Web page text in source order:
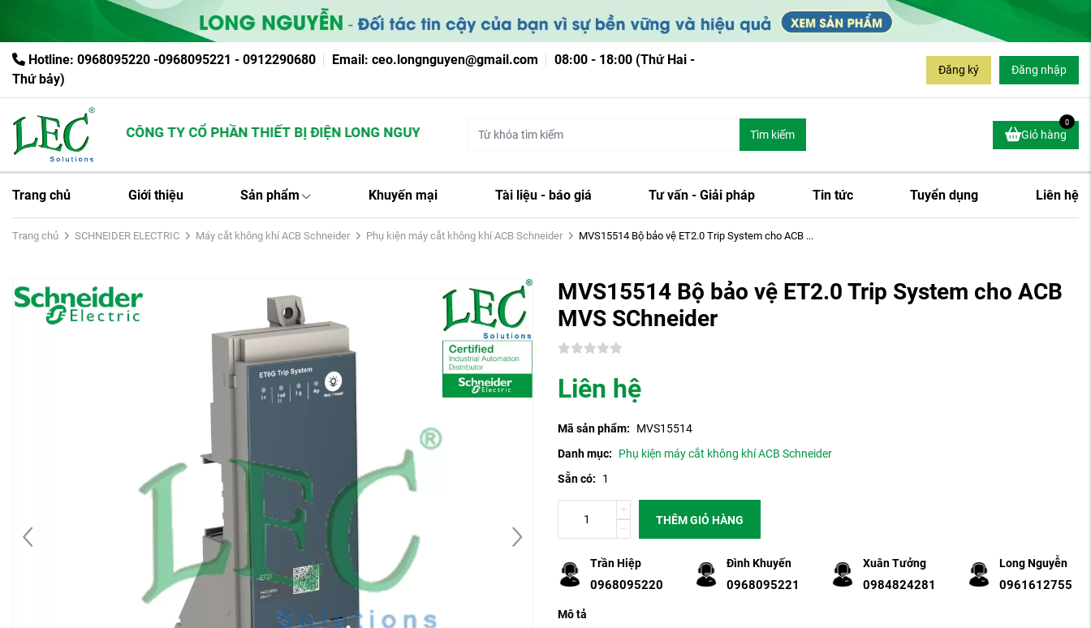
Hotline: 0968095220 -0968095221 - 0912290680 Email: ceo.longnguyen@gmail.com
08:00 - 18:00 (Thứ Hai -
Thứ bảy)
Đăng ký Đăng nhập
CÔNG TY CỔ PHẦN THIẾT BỊ ĐIỆN LONG NGUYỄN Tìm kiếm Giỏ hàng
0
Trang chủ Giới thiệu Sản phẩm Khuyến mại Tài liệu - báo giá Tư vấn - Giải pháp Tin tức Tuyển dụng Liên hệ
Trang chủ SCHNEIDER ELECTRIC Máy cắt không khí ACB Schneider Phụ kiện máy cắt không khí ACB Schneider MVS15514 Bộ bảo vệ ET2.0 Trip System cho ACB ...
MVS15514 Bộ bảo vệ ET2.0 Trip System cho ACB
MVS SChneider
Liên hệ
Mã sản phẩm:
MVS15514
Danh mục:
Phụ kiện máy cắt không khí ACB Schneider
Sẵn có:
1
THÊM GIỎ HÀNG
Trần Hiệp
0968095220
Đình Khuyến
0968095221
Xuân Tưởng
0984824281
Long Nguyễn
0961612755
Mô tả